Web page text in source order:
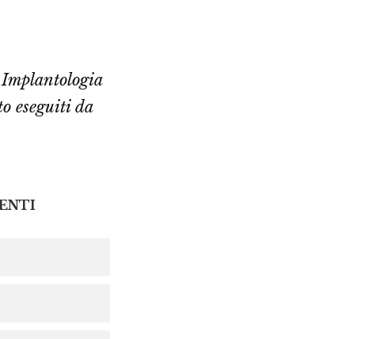
Implantologia
eseguiti da